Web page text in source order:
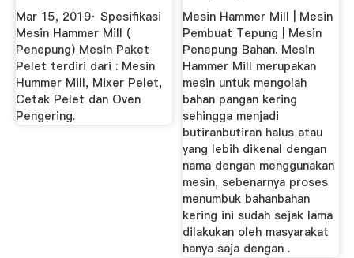
Mar 15, 2019· Spesifikasi
Mesin Hammer Mill (
Penepung) Mesin Paket
Pelet terdiri dari : Mesin
Hummer Mill, Mixer Pelet,
Cetak Pelet dan Oven
Pengering.
Mesin Hammer Mill | Mesin
Pembuat Tepung | Mesin
Penepung Bahan. Mesin
Hammer Mill merupakan
mesin untuk mengolah
bahan pangan kering
sehingga menjadi
butiranbutiran halus atau
yang lebih dikenal dengan
nama dengan menggunakan
mesin, sebenarnya proses
menumbuk bahanbahan
kering ini sudah sejak lama
dilakukan oleh masyarakat
hanya saja dengan .